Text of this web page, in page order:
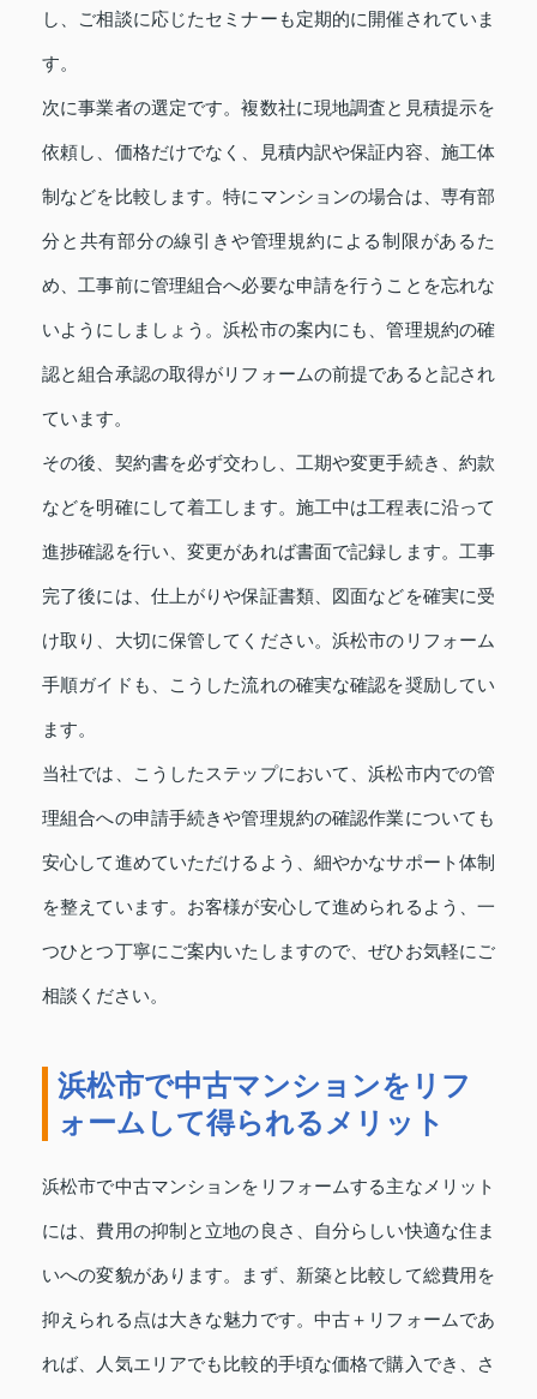
し、ご相談に応じたセミナーも定期的に開催されていま
す。
次に事業者の選定です。複数社に現地調査と見積提示を
依頼し、価格だけでなく、見積内訳や保証内容、施工体
制などを比較します。特にマンションの場合は、専有部
分と共有部分の線引きや管理規約による制限があるた
め、工事前に管理組合へ必要な申請を行うことを忘れな
いようにしましょう。浜松市の案内にも、管理規約の確
認と組合承認の取得がリフォームの前提であると記され
ています。
その後、契約書を必ず交わし、工期や変更手続き、約款
などを明確にして着工します。施工中は工程表に沿って
進捗確認を行い、変更があれば書面で記録します。工事
完了後には、仕上がりや保証書類、図面などを確実に受
け取り、大切に保管してください。浜松市のリフォーム
手順ガイドも、こうした流れの確実な確認を奨励してい
ます。
当社では、こうしたステップにおいて、浜松市内での管
理組合への申請手続きや管理規約の確認作業についても
安心して進めていただけるよう、細やかなサポート体制
を整えています。お客様が安心して進められるよう、一
つひとつ丁寧にご案内いたしますので、ぜひお気軽にご
相談ください。
浜松市で中古マンションをリフ
ォームして得られるメリット
浜松市で中古マンションをリフォームする主なメリット
には、費用の抑制と立地の良さ、自分らしい快適な住ま
いへの変貌があります。まず、新築と比較して総費用を
抑えられる点は大きな魅力です。中古＋リフォームであ
れば、人気エリアでも比較的手頃な価格で購入でき、さ